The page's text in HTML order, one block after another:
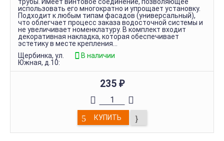
использовать его многократно и упрощает установку.
Подходит к любым типам фасадов (универсальный),
что облегчает процесс заказа водосточной системы и
не увеличивает номенклатуру. В комплект входит
декоративная накладка, которая обеспечивает
эстетику в месте крепления...
Щербинка, ул.
Южная, д.10:
В наличии
235 ₽
КУПИТЬ